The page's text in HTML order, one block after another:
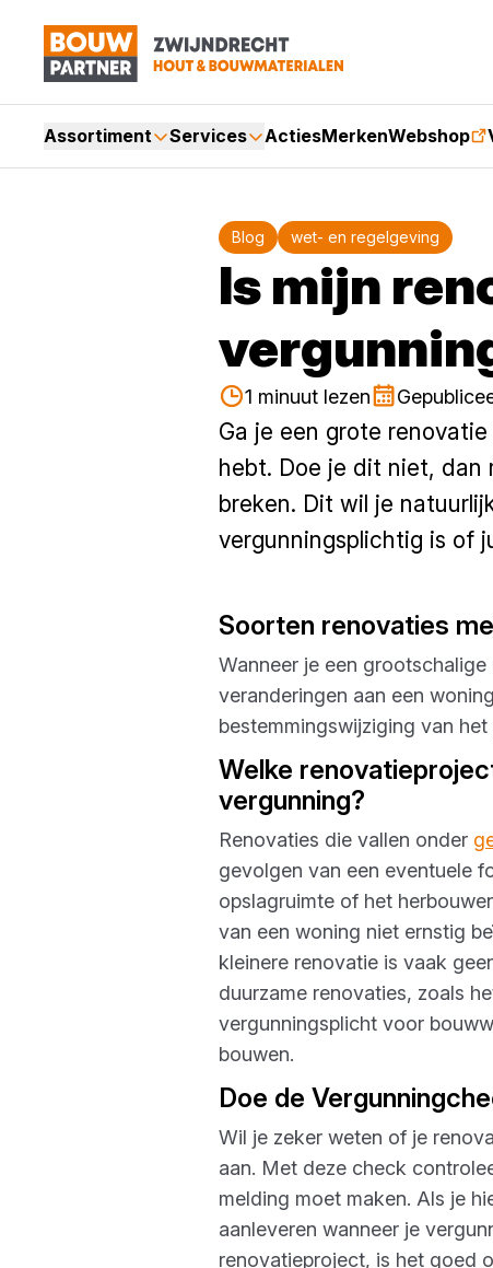
Assortiment Services ActiesMerkenWebshop
Blog wet- en regelgeving
Is mijn
1 minuut lezen
Ga je een grote
hebt. Doe je dit niet, dan
breken. Dit wil je
vergunningsplichtig is of
Soorten renovaties
Wanneer je een
veranderingen aan een
bestemmingswijziging van het
Welke
vergunning?
Renovaties die vallen onder
gevolgen van een eventuele
opslagruimte of het
van een woning niet ernstig
kleinere renovatie is vaak
duurzame renovaties, zoals
vergunningsplicht voor
bouwen.
Doe de
Wil je zeker weten of je
aan. Met deze check
melding moet maken. Als je
aanleveren wanneer je
renovatieproject, is het goed